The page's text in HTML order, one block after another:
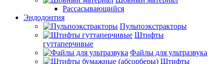
Рассасывающийся
Эндодонтия
Пульпоэкстракторы
Штифты
гуттаперчивые
Файлы для ультразвука
Штифты